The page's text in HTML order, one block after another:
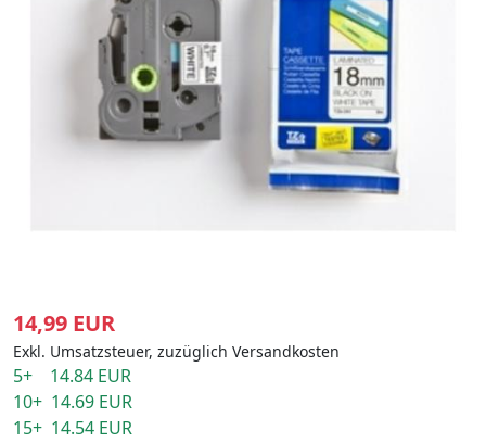
14,99 EUR
Exkl. Umsatzsteuer, zuzüglich Versandkosten
5+ 14.84 EUR
10+ 14.69 EUR
15+ 14.54 EUR